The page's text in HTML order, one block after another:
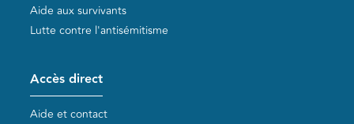
Aide aux survivants
Lutte contre l'antisémitisme
Accès direct
Aide et contact